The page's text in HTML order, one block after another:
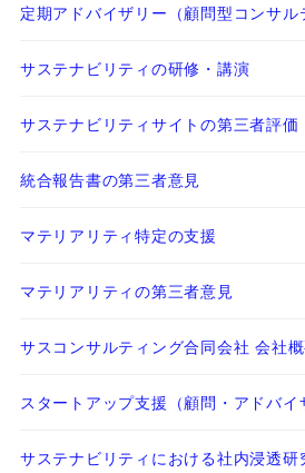
定期アドバイザリー（顧問型コンサル
サステナビリティの研修・講演
サステナビリティサイトの第三者評価
統合報告書の第三者意見
マテリアリティ特定の支援
マテリアリティの第三者意見
サスコンサルティング合同会社 会社
スタートアップ支援（顧問・アドバイ
サステナビリティにおける社内浸透研